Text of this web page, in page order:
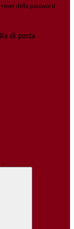
della password
di posta